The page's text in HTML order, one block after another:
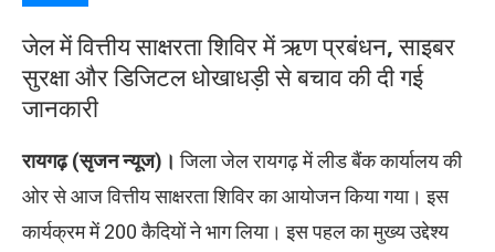
जेल में वित्तीय साक्षरता शिविर में ऋण प्रबंधन, साइबर
सुरक्षा और डिजिटल धोखाधड़ी से बचाव की दी गई
जानकारी
रायगढ़ (सृजन न्यूज)। जिला जेल रायगढ़ में लीड बैंक कार्यालय की
ओर से आज वित्तीय साक्षरता शिविर का आयोजन किया गया। इस
कार्यक्रम में 200 कैदियों ने भाग लिया। इस पहल का मुख्य उद्देश्य